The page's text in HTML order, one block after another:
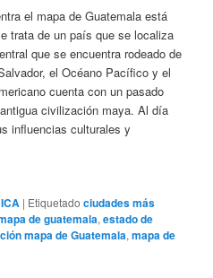
el mapa de Guatemala está
trata de un país que se localiza
que se encuentra rodeado de
el Océano Pacífico y el
cuenta con un pasado
civilización maya. Al día
influencias culturales y
| Etiquetado ciudades más
de guatemala,estado de
mapa de Guatemala,mapa de